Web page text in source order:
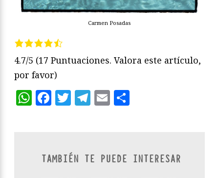
Carmen Posadas
4.7/5 (17 Puntuaciones. Valora este artículo,
por favor)
WhatsApp
Facebook
Twitter
Telegram
Email
TAMBIÉN TE PUEDE INTERESAR